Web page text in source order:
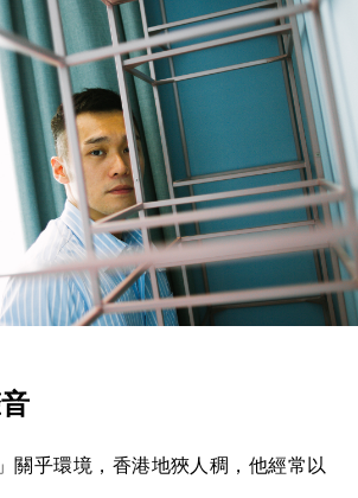
關乎環境，香港地狹人稠，他經常以